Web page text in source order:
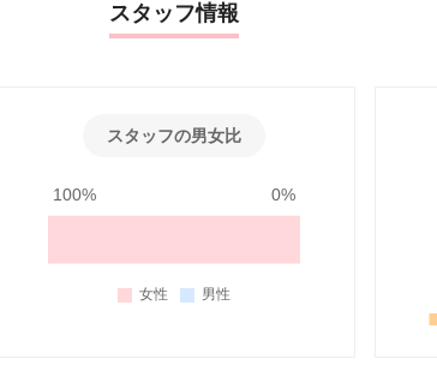
スタッフ情報
スタッフの男女比
100% 0%